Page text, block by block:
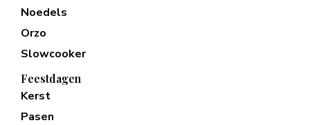
Noedels
Orzo
Slowcooker
Feestdagen
Kerst
Pasen